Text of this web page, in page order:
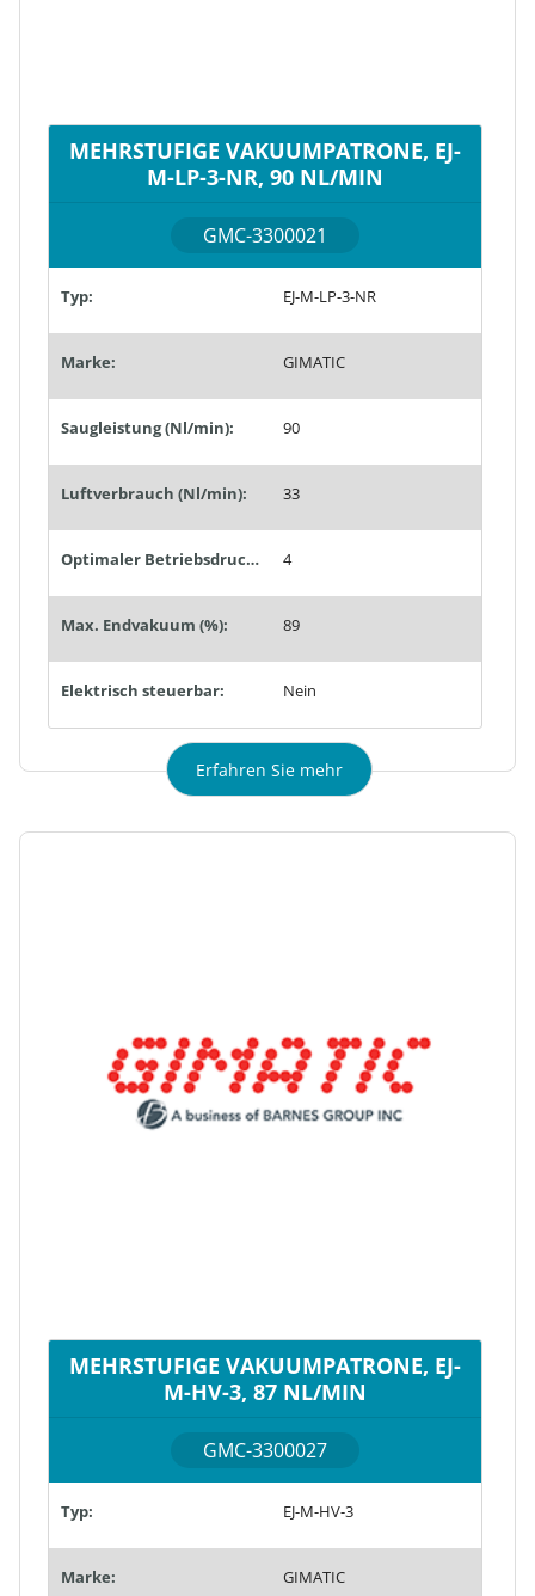
MEHRSTUFIGE VAKUUMPATRONE, EJ-
M-LP-3-NR, 90 NL/MIN
GMC-3300021
Typ: EJ-M-LP-3-NR
Marke: GIMATIC
Saugleistung (Nl/min): 90
Luftverbrauch (Nl/min): 33
Optimaler Betriebsdruck (bar): 4
Max. Endvakuum (%): 89
Elektrisch steuerbar: Nein
Erfahren Sie mehr
MEHRSTUFIGE VAKUUMPATRONE, EJ-
M-HV-3, 87 NL/MIN
GMC-3300027
Typ: EJ-M-HV-3
Marke: GIMATIC